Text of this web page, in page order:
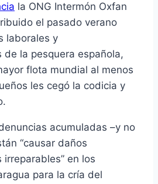
la ONG Intermón Oxfan
el pasado verano
laborales y
de la pesquera española,
flota mundial al menos
les cegó la codicia y
acumuladas –y no
“causar daños
en los
para la cría del